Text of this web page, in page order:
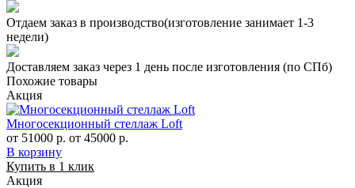
Отдаем заказ в производство(изготовление занимает 1-3
недели)
Доставляем заказ через 1 день после изготовления (по СПб)
Похожие товары
Акция
Многосекционный стеллаж Loft
от 51000 р. от 45000 р.
В корзину
Купить в 1 клик
Акция